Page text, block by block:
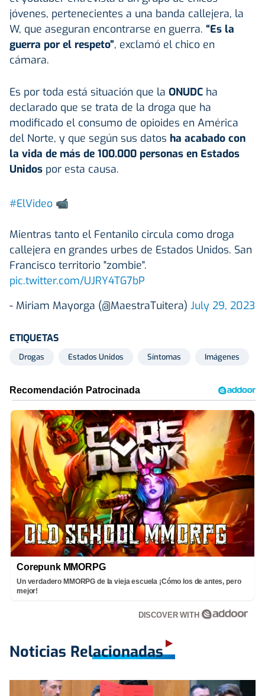
jóvenes, pertenecientes a una banda callejera, la
W, que aseguran encontrarse en guerra. “Es la
guerra por el respeto”, exclamó el chico en
cámara.
Es por toda está situación que la ONUDC ha
declarado que se trata de la droga que ha
modificado el consumo de opioides en América
del Norte, y que según sus datos ha acabado con
la vida de más de 100.000 personas en Estados
Unidos por esta causa.
#ElVideo 📹
Mientras tanto el Fentanilo circula como droga
callejera en grandes urbes de Estados Unidos. San
Francisco territorio "zombie".
pic.twitter.com/UJRY4TG7bP
- Miriam Mayorga (@MaestraTuitera) July 29, 2023
ETIQUETAS
Drogas Estados Unidos Síntomas Imágenes
Corepunk MMORPG
Un verdadero MMORPG de la vieja escuela ¡Cómo los de antes, pero
mejor!
DISCOVER WITH
Noticias Relacionadas